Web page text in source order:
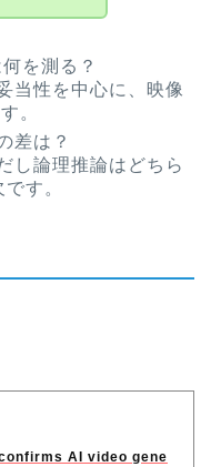
を測る？
当性を中心に、映像
。
差は？
し論理推論はどちら
す。
AI video gene